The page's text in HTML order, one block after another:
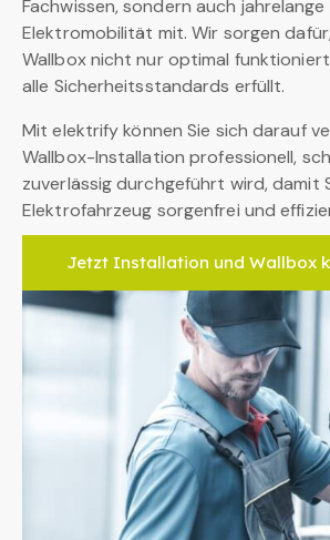
Fachwissen, sondern auch
Elektromobilität mit. Wir sorgen
Wallbox nicht nur optimal
alle Sicherheitsstandards erfüllt.
Mit elektrify können Sie sich darauf
Wallbox-Installation professionell,
zuverlässig durchgeführt wird, damit
Elektrofahrzeug sorgenfrei und
Jetzt Installation und Wallbox